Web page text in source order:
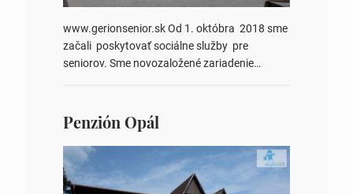
www.gerionsenior.sk Od 1. októbra 2018 sme
začali poskytovať sociálne služby pre
seniorov. Sme novozaložené zariadenie
rozprestiera v lone Slanských vrchov, mimo
hlavného cestného ťahu. Našich klientov
nebude vyrušovať doprava, smog, hluk ani
ruch mesta. Môžu si užívať pokojné
prechádzky a relax v krásnom tichom
Penzión Opál